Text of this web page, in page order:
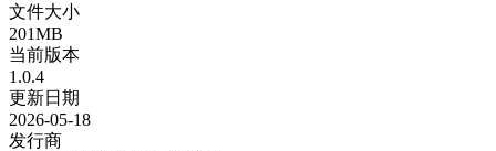
文件大小
201MB
当前版本
1.0.4
更新日期
2026-05-18
发行商